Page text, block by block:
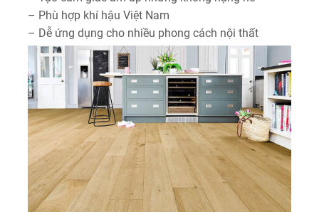
– Phù hợp khí hậu Việt Nam
– Dễ ứng dụng cho nhiều phong cách nội thất